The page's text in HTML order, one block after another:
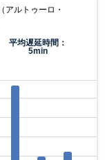
アルトゥーロ・
平均遅延時間：
5min